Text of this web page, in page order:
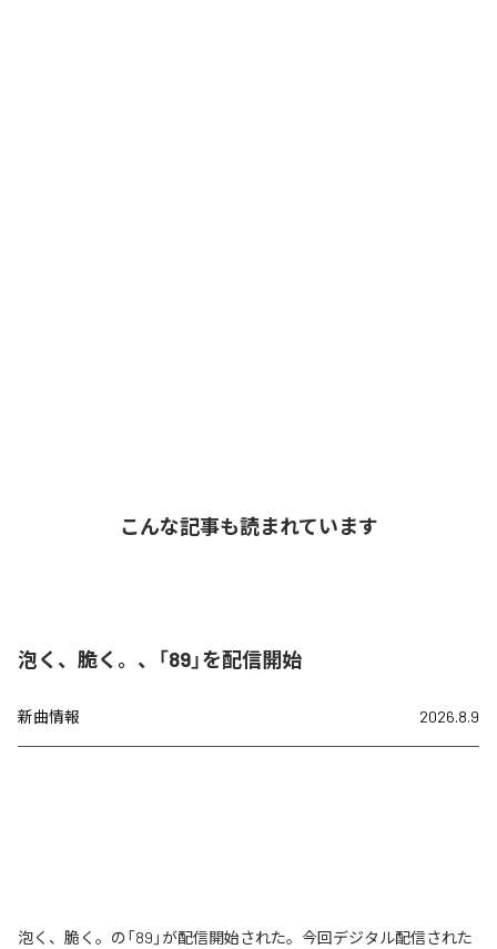
こんな記事も読まれています
泡く、脆く。、「89」を配信開始
新曲情報 2026.8.9
泡く、脆く。の「89」が配信開始された。今回デジタル配信された